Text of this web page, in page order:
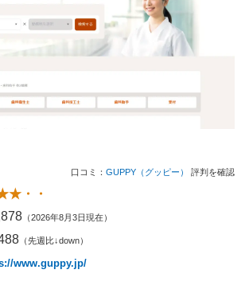
口コミ： GUPPY（グッピー） 評判を確認
・・
（2026年8月3日現在）
（先週比↓down）
www.guppy.jp/